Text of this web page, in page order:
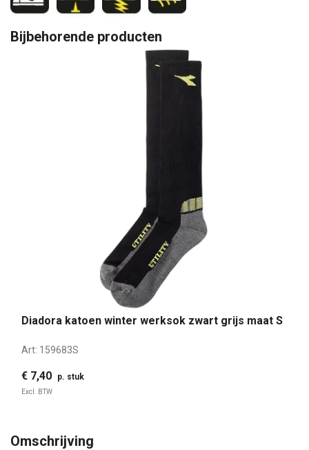
Bijbehorende producten
Diadora katoen winter werksok zwart grijs maat S
Art: 159683S
€ 7,40 p. stuk
Excl. BTW
Omschrijving